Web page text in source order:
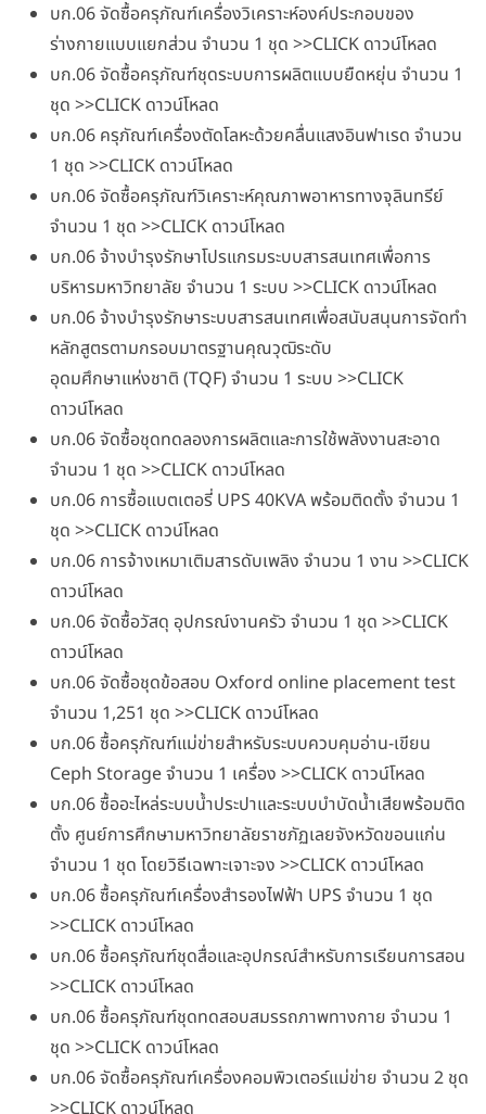
บก.06 จัดซื้อครุภัณฑ์เครื่องวิเคราะห์องค์ประกอบของ
ร่างกายแบบแยกส่วน จำนวน 1 ชุด >>CLICK ดาวน์โหลด
บก.06 จัดซื้อครุภัณฑ์ชุดระบบการผลิตแบบยืดหยุ่น จำนวน 1
ชุด >>CLICK ดาวน์โหลด
บก.06 ครุภัณฑ์เครื่องตัดโลหะด้วยคลื่นแสงอินฟาเรด จำนวน
1 ชุด >>CLICK ดาวน์โหลด
บก.06 จัดซื้อครุภัณฑ์วิเคราะห์คุณภาพอาหารทางจุลินทรีย์
จำนวน 1 ชุด >>CLICK ดาวน์โหลด
บก.06 จ้างบำรุงรักษาโปรแกรมระบบสารสนเทศเพื่อการ
บริหารมหาวิทยาลัย จำนวน 1 ระบบ >>CLICK ดาวน์โหลด
บก.06 จ้างบำรุงรักษาระบบสารสนเทศเพื่อสนับสนุนการจัดทำ
หลักสูตรตามกรอบมาตรฐานคุณวุฒิระดับ
อุดมศึกษาแห่งชาติ (TQF) จำนวน 1 ระบบ >>CLICK
ดาวน์โหลด
บก.06 จัดซื้อชุดทดลองการผลิตและการใช้พลังงานสะอาด
จำนวน 1 ชุด >>CLICK ดาวน์โหลด
บก.06 การซื้อแบตเตอรี่ UPS 40KVA พร้อมติดตั้ง จำนวน 1
ชุด >>CLICK ดาวน์โหลด
บก.06 การจ้างเหมาเติมสารดับเพลิง จำนวน 1 งาน >>CLICK
ดาวน์โหลด
บก.06 จัดซื้อวัสดุ อุปกรณ์งานครัว จำนวน 1 ชุด >>CLICK
ดาวน์โหลด
บก.06 จัดซื้อชุดข้อสอบ Oxford online placement test
จำนวน 1,251 ชุด >>CLICK ดาวน์โหลด
บก.06 ซื้อครุภัณฑ์แม่ข่ายสำหรับระบบควบคุมอ่าน-เขียน
Ceph Storage จำนวน 1 เครื่อง >>CLICK ดาวน์โหลด
บก.06 ซื้ออะไหล่ระบบน้ำประปาและระบบบำบัดน้ำเสียพร้อมติด
ตั้ง ศูนย์การศึกษามหาวิทยาลัยราชภัฏเลยจังหวัดขอนแก่น
จำนวน 1 ชุด โดยวิธีเฉพาะเจาะจง >>CLICK ดาวน์โหลด
บก.06 ซื้อครุภัณฑ์เครื่องสำรองไฟฟ้า UPS จำนวน 1 ชุด
>>CLICK ดาวน์โหลด
บก.06 ซื้อครุภัณฑ์ชุดสื่อและอุปกรณ์สำหรับการเรียนการสอน
>>CLICK ดาวน์โหลด
บก.06 ซื้อครุภัณฑ์ชุดทดสอบสมรรถภาพทางกาย จำนวน 1
ชุด >>CLICK ดาวน์โหลด
บก.06 จัดซื้อครุภัณฑ์เครื่องคอมพิวเตอร์แม่ข่าย จำนวน 2 ชุด
>>CLICK ดาวน์โหลด